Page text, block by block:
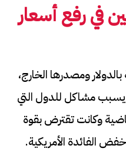
في رفع أسعار
ومصدرها الخارج،
يسبب مشاكل للدول التي
وكانت تقترض بقوة
الفائدة الأمريكية.